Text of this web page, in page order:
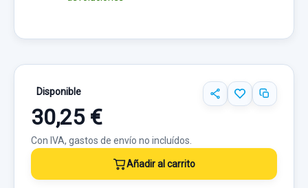
Disponible
30,25 €
Con IVA, gastos de envío no incluídos.
Añadir al carrito